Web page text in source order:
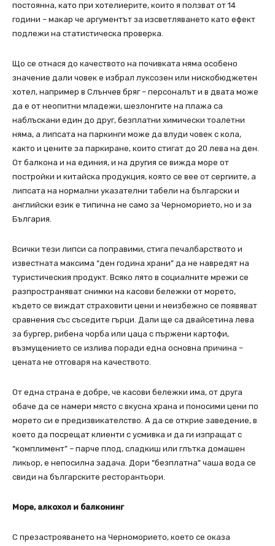
постоянна, като при хотелиерите, които я ползват от 14
години – макар че аргументът за изсветляването като ефект
подлежи на статистическа проверка.
Що се отнася до качеството на почивката няма особено
значение дали човек е избрал луксозен или нискобюджетен
хотел, например в Слънчев бряг – персоналът и в двата може
да е от неопитни младежи, шезлонгите на плажа са
наблъскани един до друг, безплатни химически тоалетни
няма, а липсата на паркинги може да влуди човек с кола,
както и цените за паркиране, които стигат до 20 лева на ден.
От балкона и на единия, и на другия се вижда море от
постройки и китайска продукция, която се вее от сергиите, а
липсата на нормални указателни табели на български и
английски език е типична не само за Черноморието, но и за
България.
Всички тези липси са поправими, стига печалбарството и
известната максима “ден година храни” да не навредят на
туристическия продукт. Всяко лято в социалните мрежи се
разпространяват снимки на касови бележки от морето,
където се виждат страховити цени и неизбежно се появяват
сравнения със съседите гърци. Дали ще са двайсетина лева
за бургер, рибена чорба или цаца с пържени картофи,
възмущението се излива поради една основна причина –
цената не отговаря на качеството.
От една страна е добре, че касови бележки има, от друга
обаче да се намери място с вкусна храна и поносими цени по
морето си е предизвикателство. А да се открие заведение, в
което да посрещат клиенти с усмивка и да ги изпращат с
“комплимент” – парче плод, сладкиш или глътка домашен
ликьор, е непосилна задача. Дори “безплатна” чаша вода се
свиди на българските ресторантьори.
Море, алкохол и балконинг
С презастрояването на Черноморието, което се оказа